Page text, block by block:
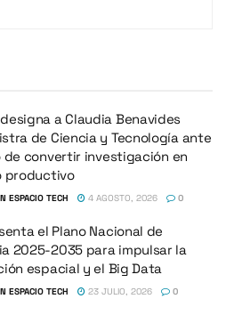
a Claudia Benavides
de Ciencia y Tecnología ante
de convertir investigación en
productivo
ESPACIO TECH 4 AGOSTO, 2026 0
el Plano Nacional de
2025-2035 para impulsar la
espacial y el Big Data
ESPACIO TECH 23 JULIO, 2026 0